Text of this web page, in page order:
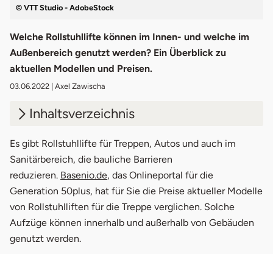
© VTT Studio - AdobeStock
Welche Rollstuhllifte können im Innen- und welche im
Außenbereich genutzt werden? Ein Überblick zu
aktuellen Modellen und Preisen.
03.06.2022 | Axel Zawischa
Inhaltsverzeichnis
1. Rollstuhllift-Varianten im Überblick
1.1 So funktioniert ein Rollstuhllift
1.2 Vor- & Nachteile eines Rollstuhllifts
1.3 Plattformlift, Hublift & Senkrechtlift im
Vergleich
Es gibt Rollstuhllifte für Treppen, Autos und auch im
Sanitärbereich, die bauliche Barrieren
reduzieren. Basenio.de, das Onlineportal für die
Generation 50plus, hat für Sie die Preise aktueller Modelle
von Rollstuhlliften für die Treppe verglichen. Solche
Aufzüge können innerhalb und außerhalb von Gebäuden
genutzt werden.